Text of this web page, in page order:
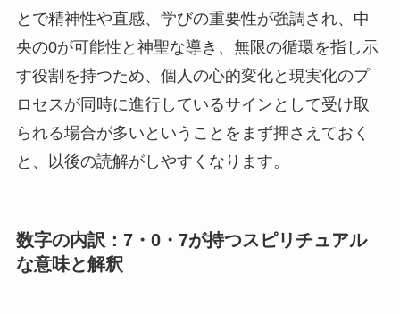
とで精神性や直感、学びの重要性が強調され、中
央の0が可能性と神聖な導き、無限の循環を指し示
す役割を持つため、個人の心的変化と現実化のプ
ロセスが同時に進行しているサインとして受け取
られる場合が多いということをまず押さえておく
と、以後の読解がしやすくなります。
数字の内訳：7・0・7が持つスピリチュアル
な意味と解釈